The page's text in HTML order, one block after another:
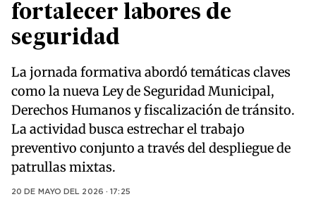
fortalecer labores de
seguridad
La jornada formativa abordó temáticas claves
como la nueva Ley de Seguridad Municipal,
Derechos Humanos y fiscalización de tránsito.
La actividad busca estrechar el trabajo
preventivo conjunto a través del despliegue de
patrullas mixtas.
20 DE MAYO DEL 2026 · 17:25